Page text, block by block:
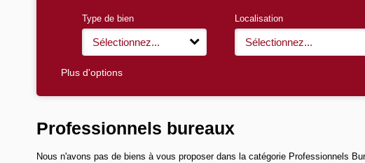
Type de bien
Sélectionnez...
Localisation
Sélectionnez...
Plus d'options
Professionnels bureaux
Nous n'avons pas de biens à vous proposer dans la catégorie Professionnels